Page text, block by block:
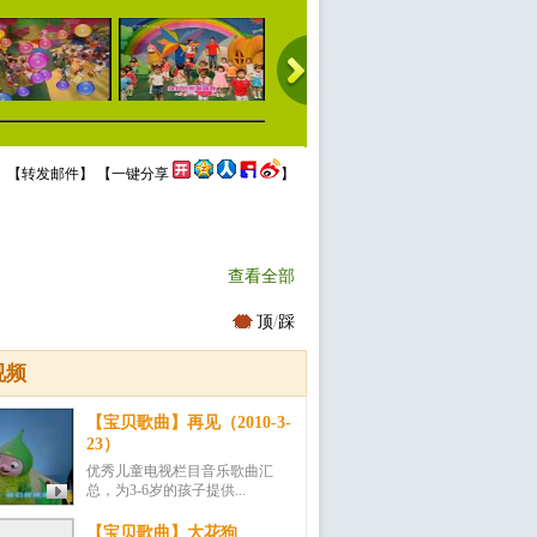
【转发邮件】 【一键分享 】
查看全部
顶/踩
频
【宝贝歌曲】再见（2010-3-
23）
优秀儿童电视栏目音乐歌曲汇
总，为3-6岁的孩子提供...
【宝贝歌曲】大花狗